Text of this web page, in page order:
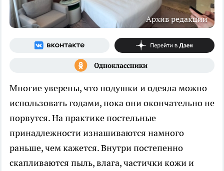
Архив редакции
Многие уверены, что подушки и одеяла можно
использовать годами, пока они окончательно не
порвутся. На практике постельные
принадлежности изнашиваются намного
раньше, чем кажется. Внутри постепенно
скапливаются пыль, влага, частички кожи и